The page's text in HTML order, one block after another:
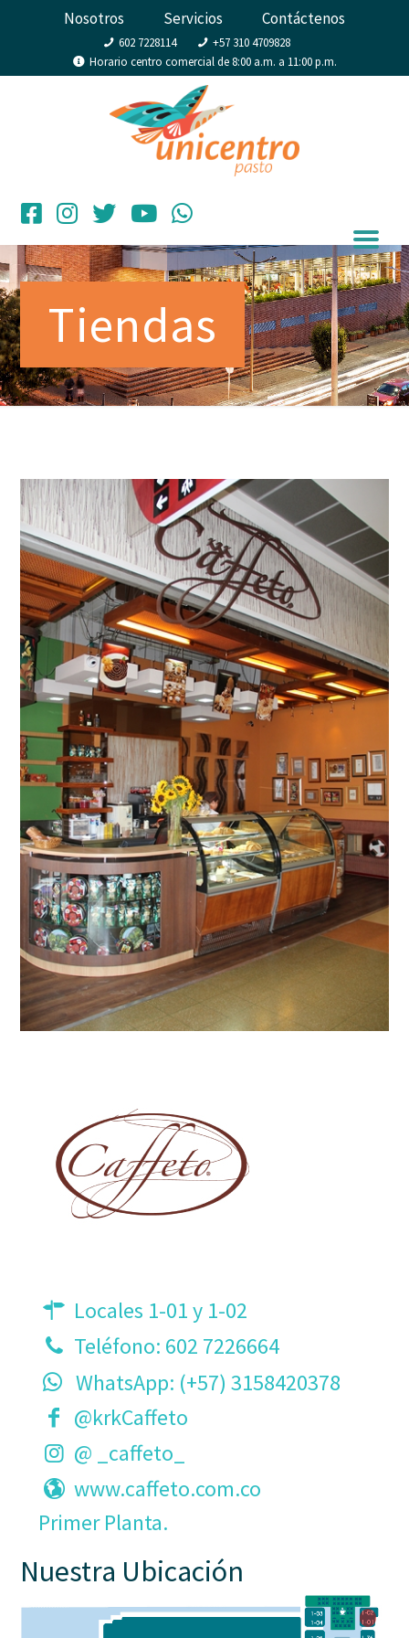
Nosotros Servicios Contáctenos
602 7228114
+57 310 4709828
Horario centro comercial de 8:00 a.m. a 11:00 p.m.
Locales 1-01 y 1-02
Teléfono: 602 7226664
WhatsApp: (+57) 3158420378
@krkCaffeto
@ _caffeto_
www.caffeto.com.co
Primer Planta.
Nuestra Ubicación